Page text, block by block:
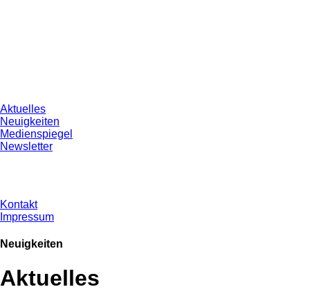
Aktuelles
Neuigkeiten
Medienspiegel
Newsletter
Kontakt
Impressum
Neuigkeiten
Aktuelles